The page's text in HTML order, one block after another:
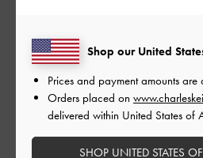
すごく喜んでくれました！
サイズ: その他（シューズ以外） |
デザイン
とてもよかっ
Shop our United
Prices and payment amounts are
Orders placed on
delivered within United States of
SHOP UNITED STATES